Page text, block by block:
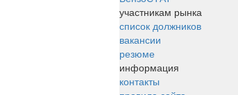
участникам рынка
список должников
вакансии
резюме
информация
контакты